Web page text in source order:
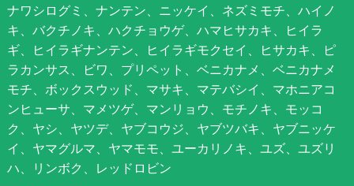
ナワシログミ、ナンテン、ニッケイ、ネズミモチ、ハイノ
キ、バクチノキ、ハクチョウゲ、ハマヒサカキ、ヒイラ
ギ、ヒイラギナンテン、ヒイラギモクセイ、ヒサカキ、ピ
ラカンサス、ビワ、プリペット、ベニカナメ、ベニカナメ
モチ、ボックスウッド、マサキ、マテバシイ、マホニアコ
ンヒューサ、マメツゲ、マンリョウ、モチノキ、モッコ
ク、ヤシ、ヤツデ、ヤブコウジ、ヤブツバキ、ヤブニッケ
イ、ヤマグルマ、ヤマモモ、ユーカリノキ、ユズ、ユズリ
ハ、リンボク、レッドロビン